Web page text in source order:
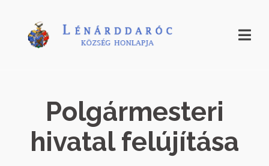
Polgármesteri
hivatal felújítása